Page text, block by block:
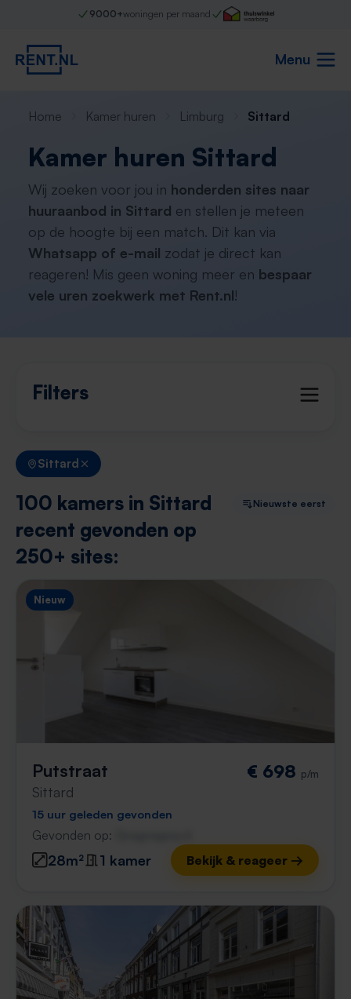
9000+woningen per maand
Menu
Home Kamer huren Limburg Sittard
Kamer huren Sittard
Wij zoeken voor jou in honderden sites naar
huuraanbod in Sittard en stellen je meteen
op de hoogte bij een match. Dit kan via
Whatsapp of e-mail zodat je direct kan
reageren! Mis geen woning meer en bespaar
vele uren zoekwerk met Rent.nl!
Filters
Sittard
100 kamers in Sittard
recent gevonden op
250+ sites:
Nieuwste eerst
Nieuw
Putstraat
Sittard
€ 698 p/m
15 uur geleden gevonden
Gevonden op:
28m² 1 kamer Bekijk & reageer →